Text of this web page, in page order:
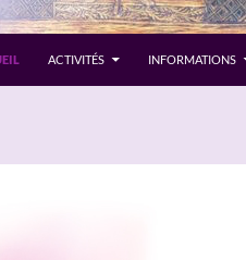
ACTIVITÉS INFORMATIONS